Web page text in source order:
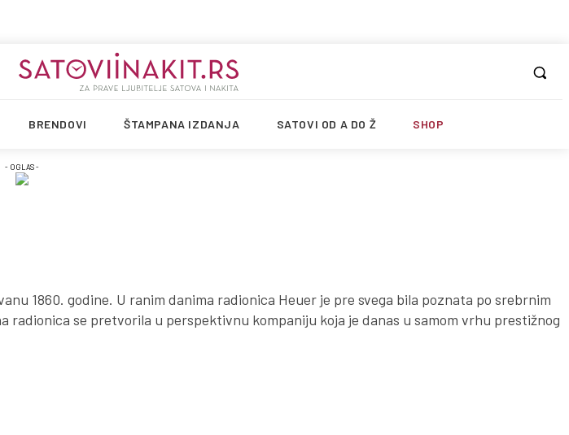
BRENDOVI ŠTAMPANA IZDANJA SATOVI OD A DO Ž SHOP
- OGLAS -
1860. godine. U ranim danima radionica Heuer je pre svega bila poznata po srebrnim
se pretvorila u perspektivnu kompaniju koja je danas u samom vrhu prestižnog